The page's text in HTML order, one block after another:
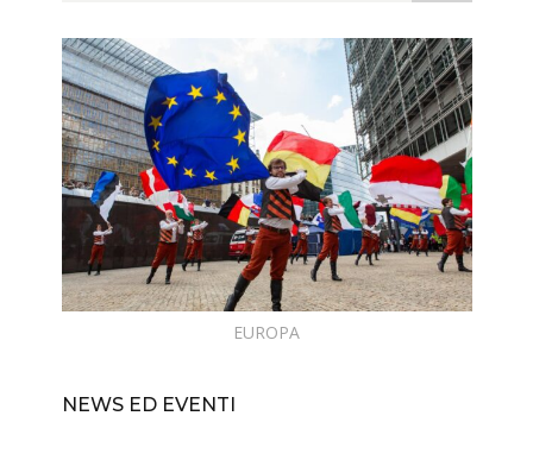
EUROPA
NEWS ED EVENTI